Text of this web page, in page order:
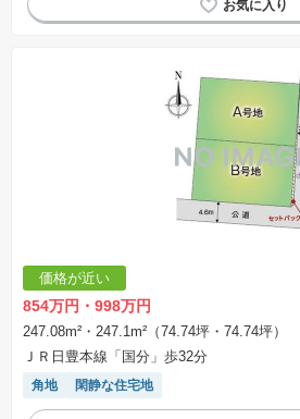
価格が近い
854万円・998万円
247.08m²・247.1m²（74.74坪・74.74坪）
ＪＲ日豊本線「国分」歩32分
角地 閑静な住宅地